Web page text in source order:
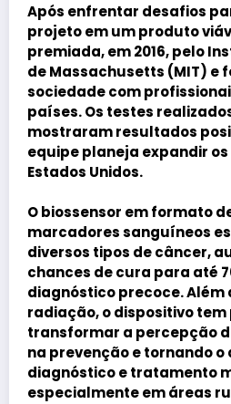
Após enfrentar desafios
projeto em um produto
premiada, em 2016, pelo
de Massachusetts (MIT) e
sociedade com
países. Os testes
mostraram resultados
equipe planeja expandir
Estados Unidos.
O biossensor em formato
marcadores sanguíneos
diversos tipos de câncer,
chances de cura para até
diagnóstico precoce. Além
radiação, o dispositivo
transformar a percepção
na prevenção e tornando o
diagnóstico e tratamento
especialmente em áreas